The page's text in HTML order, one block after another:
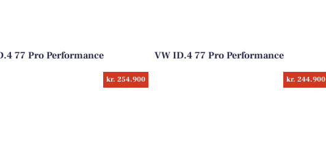
77 Pro Performance VW ID.4 77 Pro Performance
kr. 254.900 kr. 244.900